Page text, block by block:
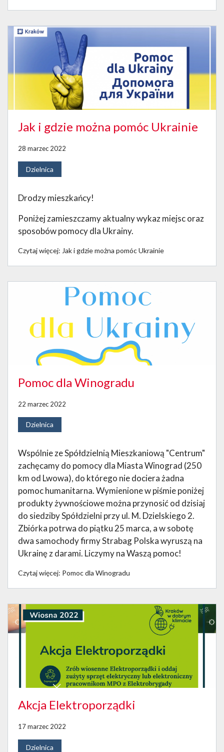
Jak i gdzie można pomóc Ukrainie
28 marzec 2022
Dzielnica
Drodzy mieszkańcy!
Poniżej zamieszczamy aktualny wykaz miejsc oraz
sposobów pomocy dla Ukrainy.
Czytaj więcej: Jak i gdzie można pomóc Ukrainie
Pomoc dla Winogradu
22 marzec 2022
Dzielnica
Wspólnie ze Spółdzielnią Mieszkaniową "Centrum"
zachęcamy do pomocy dla Miasta Winograd (250
km od Lwowa), do którego nie dociera żadna
pomoc humanitarna. Wymienione w piśmie poniżej
produkty żywnościowe można przynosić od dzisiaj
do siedziby Spółdzielni przy ul. M. Dzielskiego 2.
Zbiórka potrwa do piątku 25 marca, a w sobotę
dwa samochody firmy Strabag Polska wyruszą na
Ukrainę z darami. Liczymy na Waszą pomoc!
Czytaj więcej: Pomoc dla Winogradu
Akcja Elektroporządki
17 marzec 2022
Dzielnica